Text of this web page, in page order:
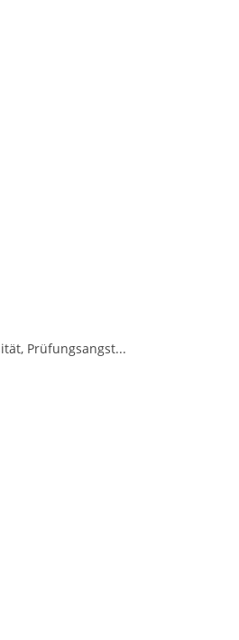
Prüfungsangst...